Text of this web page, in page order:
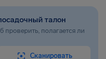
талон
полагается ли
Сканировать